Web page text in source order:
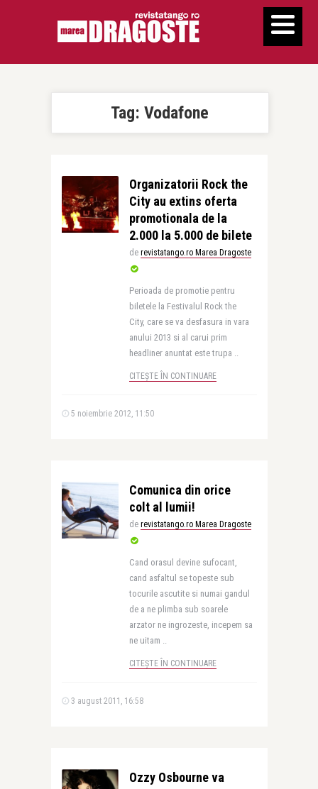
Tag: Vodafone
Organizatorii Rock the
City au extins oferta
promotionala de la
2.000 la 5.000 de bilete
de revistatango.ro Marea Dragoste
Perioada de promotie pentru
biletele la Festivalul Rock the
City, care se va desfasura in vara
anului 2013 si al carui prim
headliner anuntat este trupa ..
CITEȘTE ÎN CONTINUARE
5 noiembrie 2012, 11:50
Comunica din orice
colt al lumii!
de revistatango.ro Marea Dragoste
Cand orasul devine sufocant,
cand asfaltul se topeste sub
tocurile ascutite si numai gandul
de a ne plimba sub soarele
arzator ne ingrozeste, incepem sa
ne uitam ..
CITEȘTE ÎN CONTINUARE
3 august 2011, 16:58
Ozzy Osbourne va